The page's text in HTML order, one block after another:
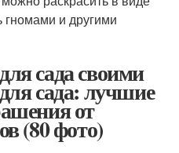
гномами и другими
сада своими
сада: лучшие
от
(80 фото)